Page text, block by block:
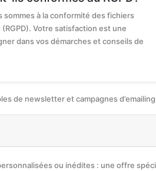
sommes à la conformité des fichiers
Votre satisfaction est une
dans vos démarches et conseils de
de newsletter et campagnes
ou inédites : une offre